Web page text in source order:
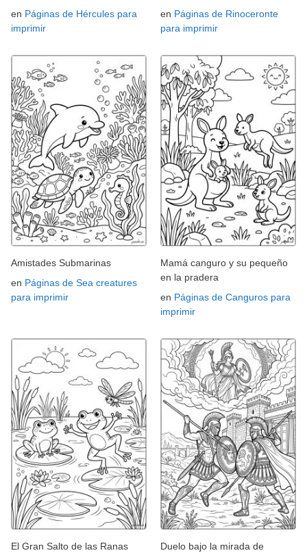
en Páginas de Hércules para
imprimir
en Páginas de Rinoceronte
para imprimir
Amistades Submarinas
en Páginas de Sea creatures
para imprimir
Mamá canguro y su pequeño
en la pradera
en Páginas de Canguros para
imprimir
El Gran Salto de las Ranas
Duelo bajo la mirada de